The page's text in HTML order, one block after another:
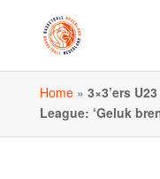
Home» 3×3’ers
League: ‘Geluk